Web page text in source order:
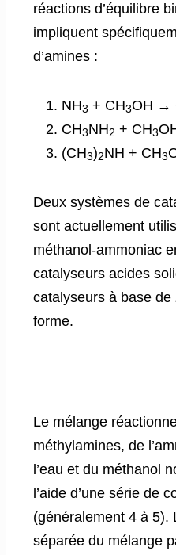
réactions d’équilibre
impliquent
d’amines :
NH3 + CH3OH →
CH3NH2 + CH3
(CH3)2NH + CH3
Deux systèmes de
sont actuellement
méthanol-ammoniac
catalyseurs acides
catalyseurs à base
forme.
Le mélange
méthylamines, de
l’eau et du méthanol
l’aide d’une série de
(généralement 4 à 5).
séparée du mélange